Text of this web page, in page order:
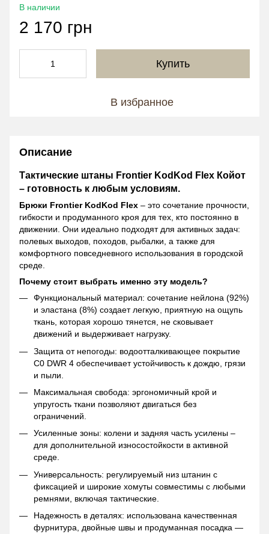
В наличии
2 170 грн
Купить
В избранное
Описание
Тактические штаны Frontier KodKod Flex Койот
– готовность к любым условиям.
Брюки Frontier KodKod Flex – это сочетание прочности,
гибкости и продуманного кроя для тех, кто постоянно в
движении. Они идеально подходят для активных задач:
полевых выходов, походов, рыбалки, а также для
комфортного повседневного использования в городской
среде.
Почему стоит выбрать именно эту модель?
Функциональный материал: сочетание нейлона (92%)
и эластана (8%) создает легкую, приятную на ощупь
ткань, которая хорошо тянется, не сковывает
движений и выдерживает нагрузку.
Защита от непогоды: водоотталкивающее покрытие
C0 DWR 4 обеспечивает устойчивость к дождю, грязи
и пыли.
Максимальная свобода: эргономичный крой и
упругость ткани позволяют двигаться без
ограничений.
Усиленные зоны: колени и задняя часть усилены –
для дополнительной износостойкости в активной
среде.
Универсальность: регулируемый низ штанин с
фиксацией и широкие хомуты совместимы с любыми
ремнями, включая тактические.
Надежность в деталях: использована качественная
фурнитура, двойные швы и продуманная посадка —